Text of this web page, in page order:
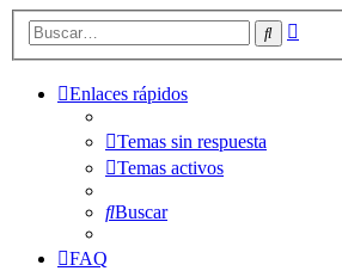
Buscar
Enlaces rápidos
Temas sin respuesta
Temas activos
Buscar
FAQ